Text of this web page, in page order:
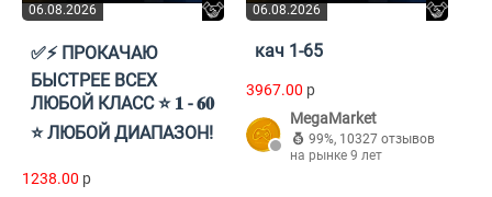
06.08.2026
✅⚡ ПРОКАЧАЮ
БЫСТРЕЕ ВСЕХ
ЛЮБОЙ КЛАСС ⭐ 𝟏 - 𝟔𝟎
⭐ ЛЮБОЙ ДИАПАЗОН!
1238.00 p
06.08.2026
кач 1-65
3967.00 p
MegaMarket
99%, 10327 отзывов
на рынке 9 лет